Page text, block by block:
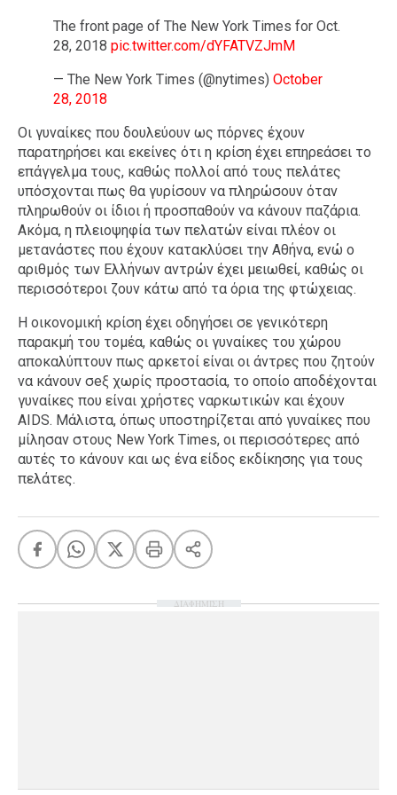
The front page of The New York Times for Oct.
28, 2018 pic.twitter.com/dYFATVZJmM
— The New York Times (@nytimes) October
28, 2018
Οι γυναίκες που δουλεύουν ως πόρνες έχουν
παρατηρήσει και εκείνες ότι η κρίση έχει επηρεάσει το
επάγγελμα τους, καθώς πολλοί από τους πελάτες
υπόσχονται πως θα γυρίσουν να πληρώσουν όταν
πληρωθούν οι ίδιοι ή προσπαθούν να κάνουν παζάρια.
Ακόμα, η πλειοψηφία των πελατών είναι πλέον οι
μετανάστες που έχουν κατακλύσει την Αθήνα, ενώ ο
αριθμός των Ελλήνων αντρών έχει μειωθεί, καθώς οι
περισσότεροι ζουν κάτω από τα όρια της φτώχειας.
Η οικονομική κρίση έχει οδηγήσει σε γενικότερη
παρακμή του τομέα, καθώς οι γυναίκες του χώρου
αποκαλύπτουν πως αρκετοί είναι οι άντρες που ζητούν
να κάνουν σeξ χωρίς προστασία, το οποίο αποδέχονται
γυναίκες που είναι χρήστες ναρκωτικών και έχουν
AIDS. Μάλιστα, όπως υποστηρίζεται από γυναίκες που
μίλησαν στους New York Times, οι περισσότερες από
αυτές το κάνουν και ως ένα είδος εκδίκησης για τους
πελάτες.
ΔΙΑΦΗΜΙΣΗ